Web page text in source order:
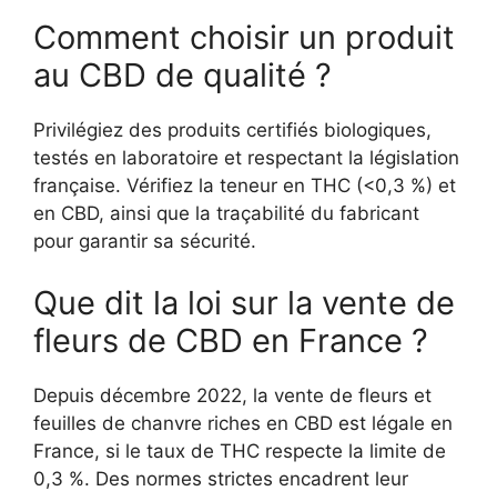
Comment choisir un produit
au CBD de qualité ?
Privilégiez des produits certifiés biologiques,
testés en laboratoire et respectant la législation
française. Vérifiez la teneur en THC (<0,3 %) et
en CBD, ainsi que la traçabilité du fabricant
pour garantir sa sécurité.
Que dit la loi sur la vente de
fleurs de CBD en France ?
Depuis décembre 2022, la vente de fleurs et
feuilles de chanvre riches en CBD est légale en
France, si le taux de THC respecte la limite de
0,3 %. Des normes strictes encadrent leur